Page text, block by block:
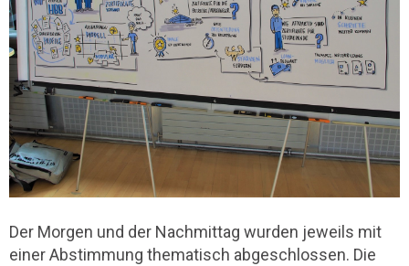
Der Morgen und der Nachmittag wurden jeweils mit
einer Abstimmung thematisch abgeschlossen. Die